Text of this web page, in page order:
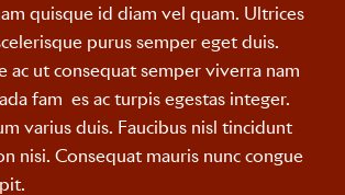
quisque id diam vel quam. Ultrices
purus semper eget duis.
ac ut consequat semper viverra nam
fam es ac turpis egestas integer.
varius duis. Faucibus nisl tincidunt
nisi. Consequat mauris nunc congue